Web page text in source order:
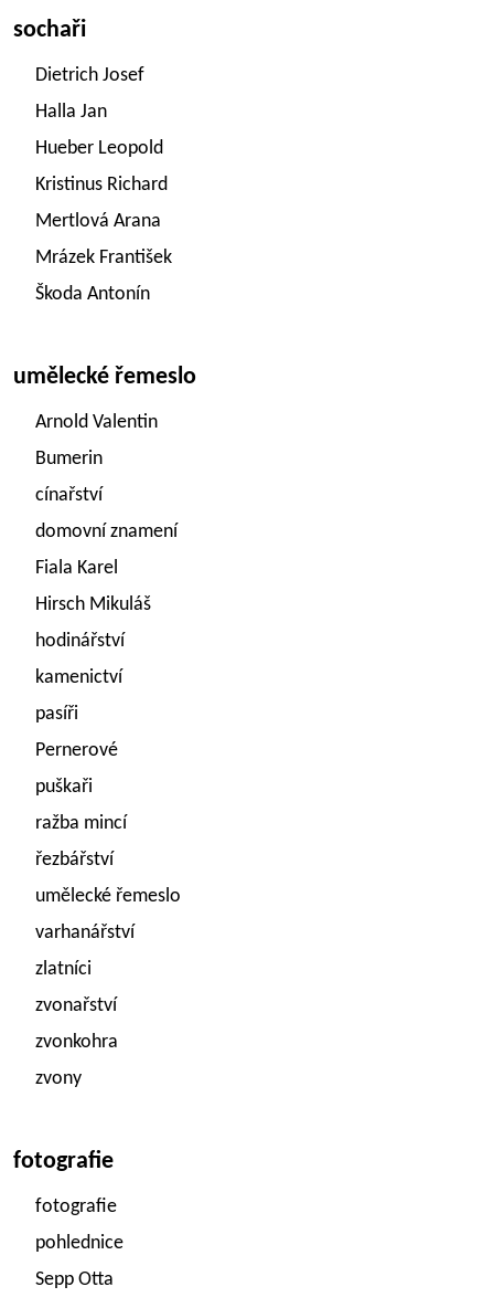
sochaři
Dietrich Josef
Halla Jan
Hueber Leopold
Kristinus Richard
Mertlová Arana
Mrázek František
Škoda Antonín
umělecké řemeslo
Arnold Valentin
Bumerin
cínařství
domovní znamení
Fiala Karel
Hirsch Mikuláš
hodinářství
kamenictví
pasíři
Pernerové
puškaři
ražba mincí
řezbářství
umělecké řemeslo
varhanářství
zlatníci
zvonařství
zvonkohra
zvony
fotografie
fotografie
pohlednice
Sepp Otta